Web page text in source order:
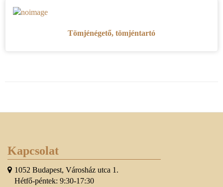
Tömjénégető, tömjéntartó
Kapcsolat
1052 Budapest, Városház utca 1.
Hétfő-péntek: 9:30-17:30